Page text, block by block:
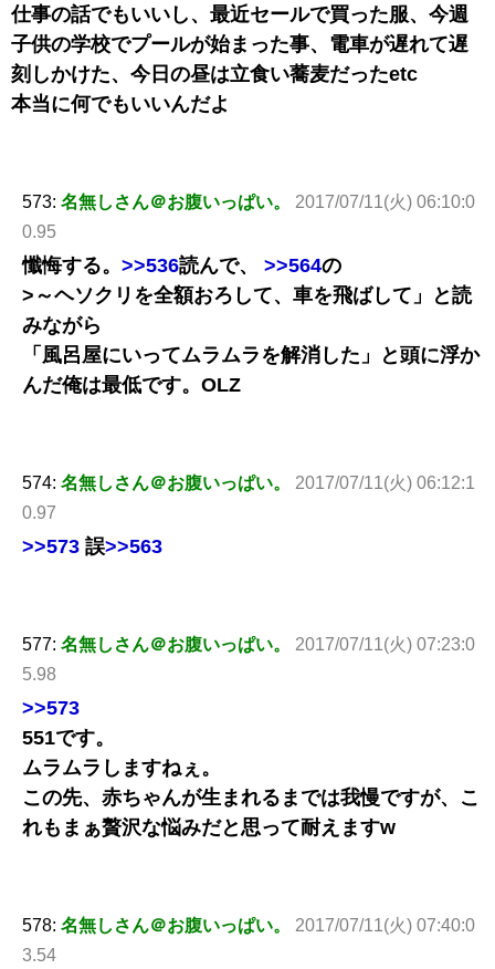
仕事の話でもいいし、最近セールで買った服、今週
子供の学校でプールが始まった事、電車が遅れて遅
刻しかけた、今日の昼は立食い蕎麦だったetc
本当に何でもいいんだよ
573: 名無しさん＠お腹いっぱい。
2017/07/11(火) 06:10:0
0.95
懺悔する。 >>536読んで、 >>564の
>～ヘソクリを全額おろして、車を飛ばして」と読
みながら
「風呂屋にいってムラムラを解消した」と頭に浮か
んだ俺は最低です。OLZ
574: 名無しさん＠お腹いっぱい。
2017/07/11(火) 06:12:1
0.97
>>573 誤>>563
577: 名無しさん＠お腹いっぱい。
2017/07/11(火) 07:23:0
5.98
>>573
551です。
ムラムラしますねぇ。
この先、赤ちゃんが生まれるまでは我慢ですが、こ
れもまぁ贅沢な悩みだと思って耐えますw
578: 名無しさん＠お腹いっぱい。
2017/07/11(火) 07:40:0
3.54